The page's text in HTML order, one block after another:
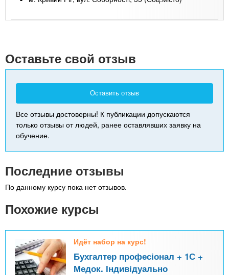
Оставьте свой отзыв
Оставить отзыв
Все отзывы достоверны! К публикации допускаются
только отзывы от людей, ранее оставлявших заявку на
обучение.
Последние отзывы
По данному курсу пока нет отзывов.
Похожие курсы
Идёт набор на курс!
Бухгалтер професіонал + 1С +
Медок. Індивідуально